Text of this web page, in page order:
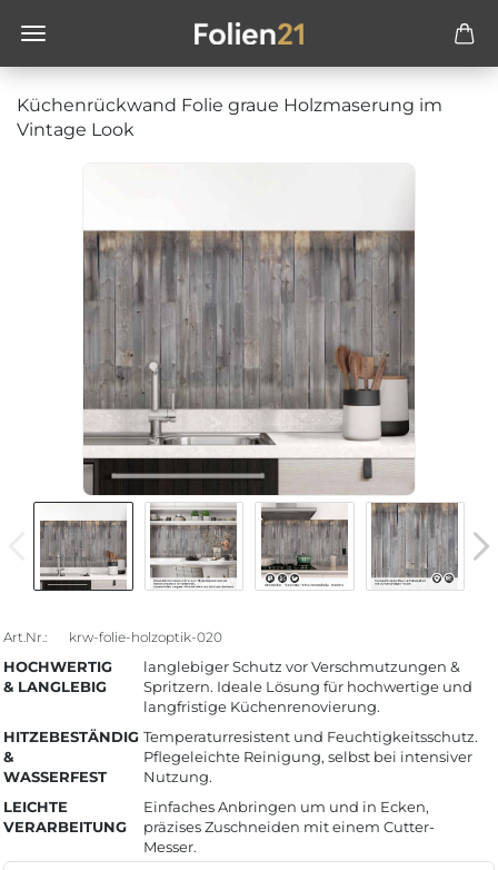
Küchenrückwand Folie graue Holzmaserung im
Vintage Look
Art.Nr.: krw-folie-holzoptik-020
HOCHWERTIG
& LANGLEBIG
langlebiger Schutz vor Verschmutzungen &
Spritzern. Ideale Lösung für hochwertige und
langfristige Küchenrenovierung.
HITZEBESTÄNDIG
&
WASSERFEST
Temperaturresistent und Feuchtigkeitsschutz.
Pflegeleichte Reinigung, selbst bei intensiver
Nutzung.
LEICHTE
VERARBEITUNG
Einfaches Anbringen um und in Ecken,
präzises Zuschneiden mit einem Cutter-
Messer.